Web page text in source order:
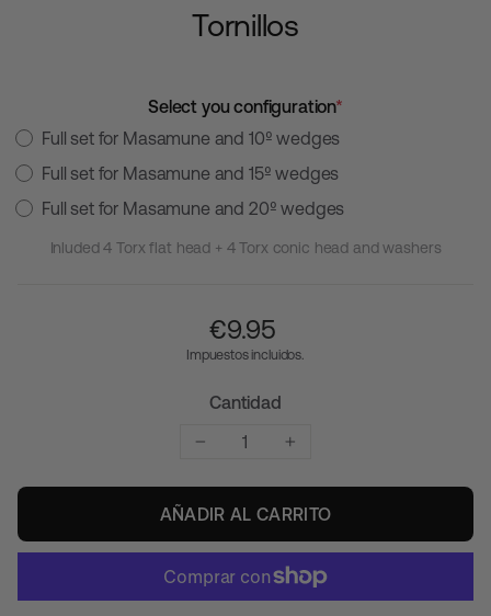
Tornillos
Select you configuration*
Full set for Masamune and 10º wedges
Full set for Masamune and 15º wedges
Full set for Masamune and 20º wedges
Inluded 4 Torx flat head + 4 Torx conic head and washers
€‎9.95
Impuestos incluidos.
Cantidad
AÑADIR AL CARRITO